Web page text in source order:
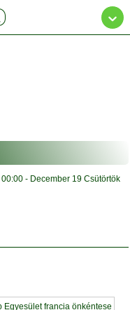
00:00 - December 19 Csütörtök